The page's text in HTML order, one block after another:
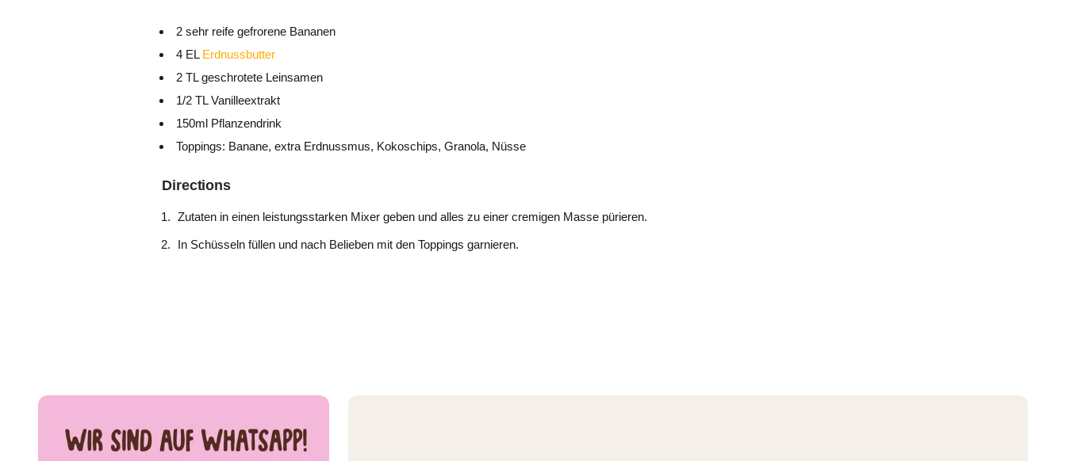
2 sehr reife gefrorene Bananen
4 EL Erdnussbutter
2 TL geschrotete Leinsamen
1/2 TL Vanilleextrakt
150ml Pflanzendrink
Toppings: Banane, extra Erdnussmus, Kokoschips, Granola, Nüsse
Directions
Zutaten in einen leistungsstarken Mixer geben und alles zu einer cremigen Masse pürieren.
In Schüsseln füllen und nach Belieben mit den Toppings garnieren.